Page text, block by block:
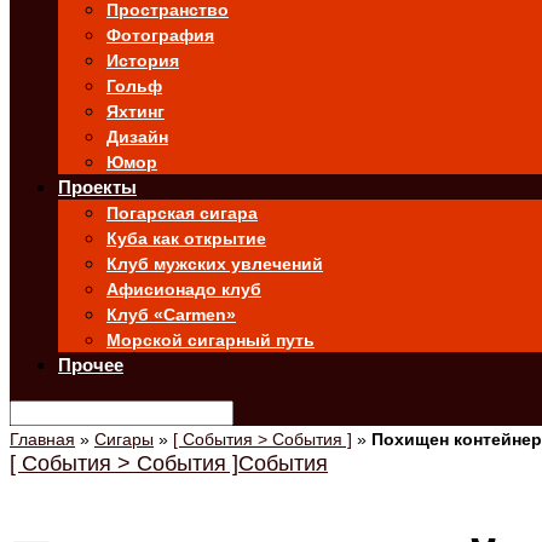
Пространство
Фотография
История
Гольф
Яхтинг
Дизайн
Юмор
Проекты
Погарская сигара
Куба как открытие
Клуб мужских увлечений
Афисионадо клуб
Клуб «Carmen»
Морской сигарный путь
Прочее
Главная » Сигары » [ События > События ] » Похищен
[ События > События ]События